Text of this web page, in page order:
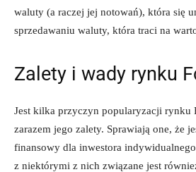
waluty (a raczej jej notowań), która się
sprzedawaniu waluty, która traci na
Zalety i wady rynku
Jest kilka przyczyn popularyzacji rynku
zarazem jego zalety. Sprawiają one, że
finansowy dla inwestora
z niektórymi z nich związane jest